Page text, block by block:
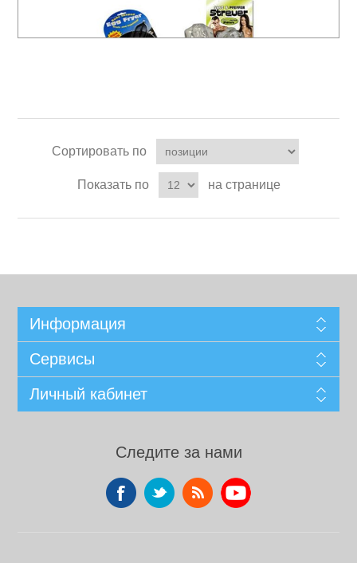
Сортировать по
Показать по на странице
Информация
Сервисы
Личный кабинет
Следите за нами